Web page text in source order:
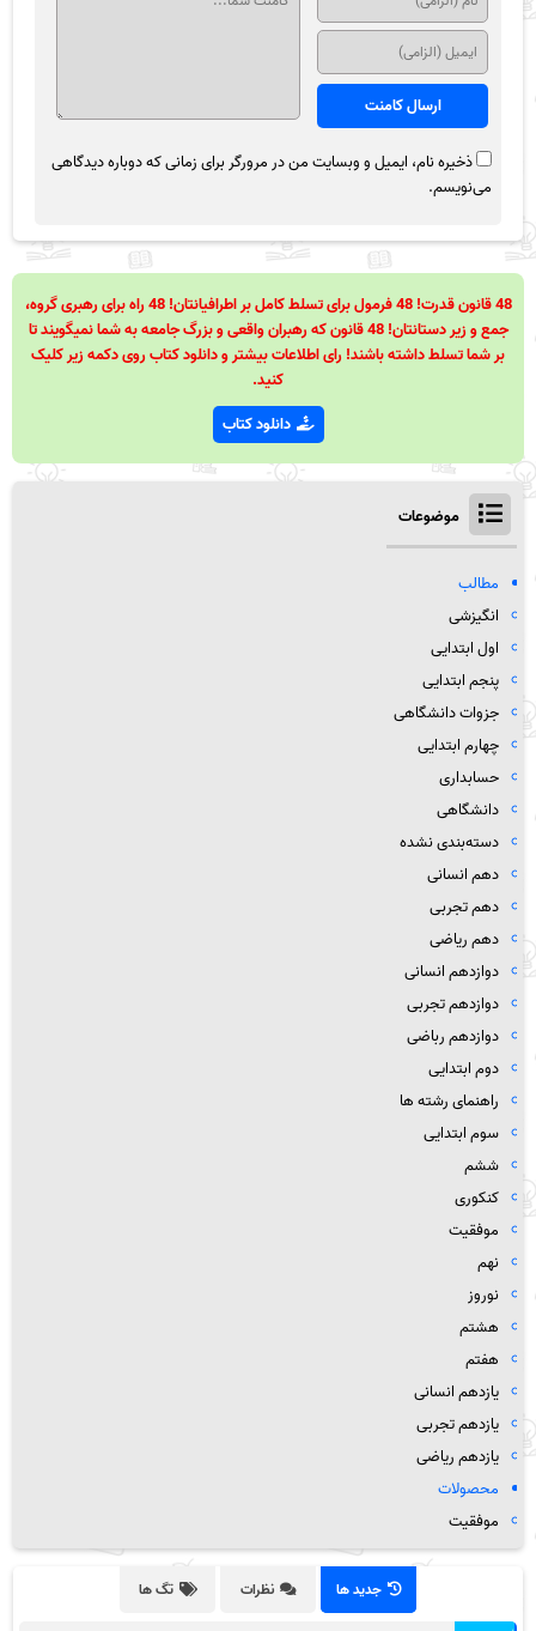
ذخیره نام، ایمیل و وبسایت من در مرورگر برای زمانی که دوباره دیدگاهی
می‌نویسم.
48 قانون قدرت! 48 فرمول برای تسلط کامل بر اطرافیانتان! 48 راه برای رهبری گروه،
جمع و زیر دستانتان! 48 قانون که رهبران واقعی و بزرگ جامعه به شما نمیگویند تا
بر شما تسلط داشته باشند! رای اطلاعات بیشتر و دانلود کتاب روی دکمه زیر کلیک
کنید.
دانلود کتاب
موضوعات
مطالب
انگیزشی
اول ابتدایی
پنجم ابتدایی
جزوات دانشگاهی
چهارم ابتدایی
حسابداری
دانشگاهی
دسته‌بندی نشده
دهم انسانی
دهم تجربی
دهم ریاضی
دوازدهم انسانی
دوازدهم تجربی
دوازدهم رباضی
دوم ابتدایی
راهنمای رشته ها
سوم ابتدایی
ششم
کنکوری
موفقیت
نهم
نوروز
هشتم
هفتم
یازدهم انسانی
یازدهم تجربی
یازدهم ریاضی
محصولات
موفقیت
جدید ها نظرات تگ ها